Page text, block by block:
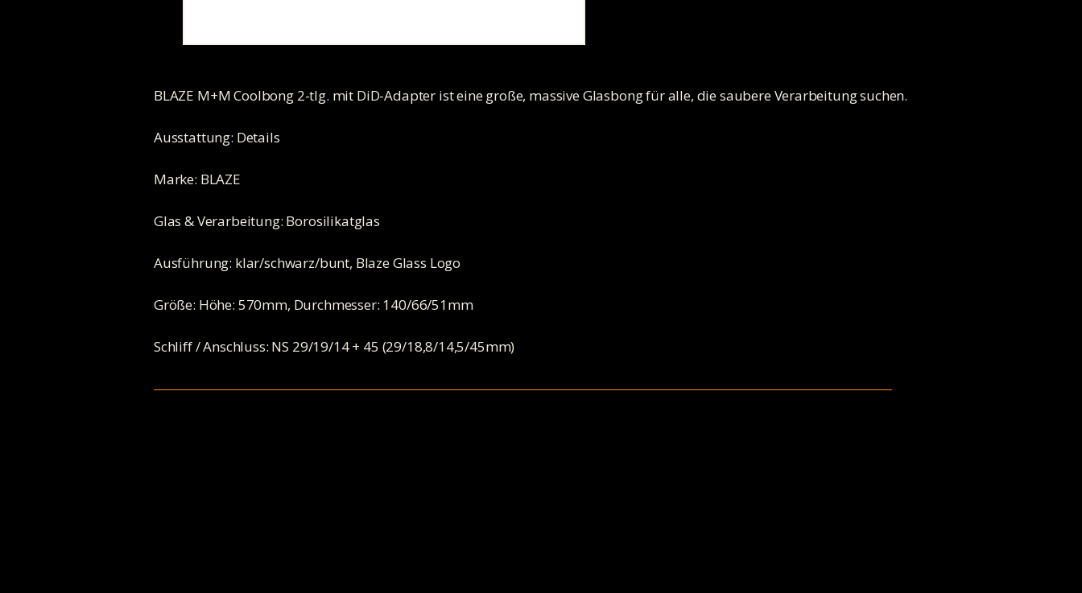
BLAZE M+M Coolbong 2-tlg. mit DiD-Adapter ist eine große, massive Glasbong für alle, die saubere Verarbeitung suchen.
Ausstattung: Details
Marke: BLAZE
Glas & Verarbeitung: Borosilikatglas
Ausführung: klar/schwarz/bunt, Blaze Glass Logo
Größe: Höhe: 570mm, Durchmesser: 140/66/51mm
Schliff / Anschluss: NS 29/19/14 + 45 (29/18,8/14,5/45mm)